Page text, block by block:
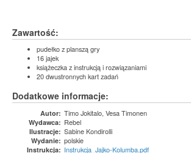
Zawartość:
pudełko z planszą gry
16 jajek
książeczka z instrukcją i rozwiązaniami
20 dwustronnych kart zadań
Dodatkowe informacje:
Autor: Timo Jokitalo, Vesa Timonen
Wydawca: Rebel
Ilustracje: Sabine Kondirolli
Wydanie: polskie
Instrukcja: Instrukcja_Jajko-Kolumba.pdf